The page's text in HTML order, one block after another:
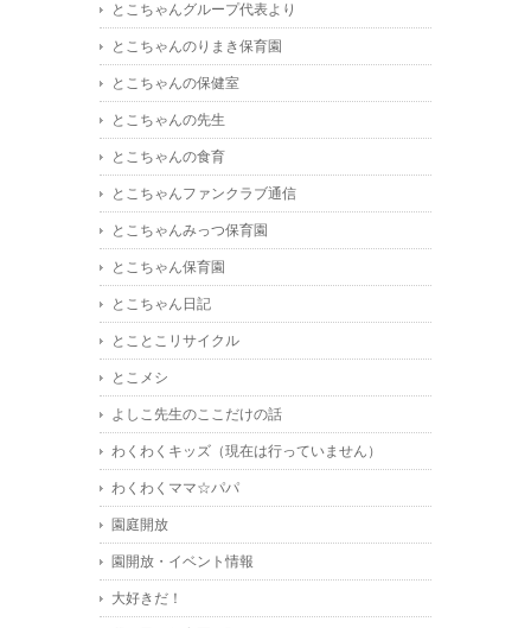
とこちゃんグループ代表より
とこちゃんのりまき保育園
とこちゃんの保健室
とこちゃんの先生
とこちゃんの食育
とこちゃんファンクラブ通信
とこちゃんみっつ保育園
とこちゃん保育園
とこちゃん日記
とことこリサイクル
とこメシ
よしこ先生のここだけの話
わくわくキッズ（現在は行っていません）
わくわくママ☆パパ
園庭開放
園開放・イベント情報
大好きだ！